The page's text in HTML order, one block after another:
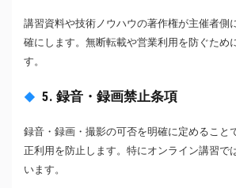
講習資料や技術ノウハウの著作権が主催者側
確にします。無断転載や営業利用を防ぐため
す。
5. 録音・録画禁止条項
録音・録画・撮影の可否を明確に定めること
正利用を防止します。特にオンライン講習で
います。